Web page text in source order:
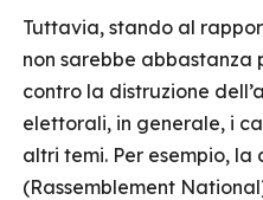
Tuttavia, stando al
non sarebbe
contro la distruzione
elettorali, in generale, i
altri temi. Per esempio,
(Rassemblement